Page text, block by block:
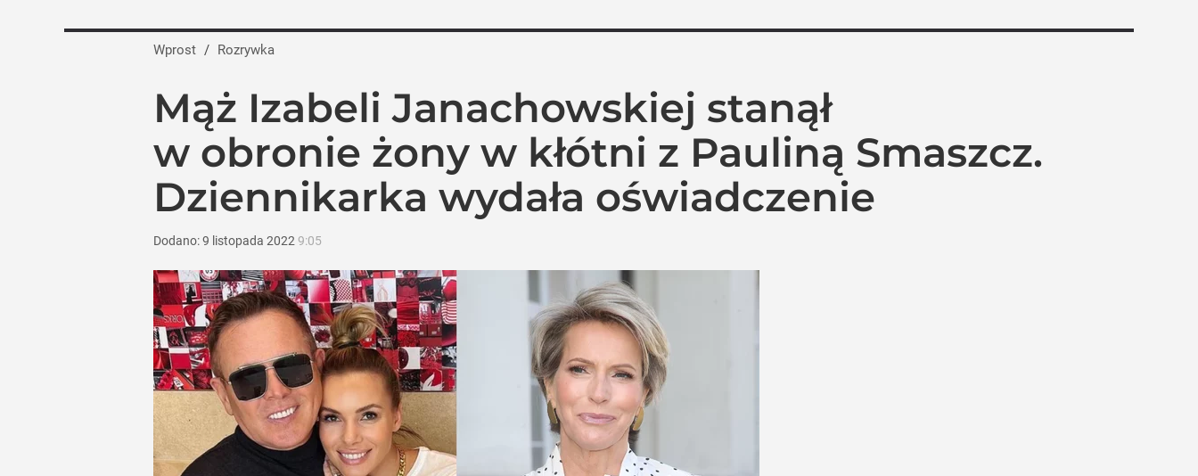
Wprost / Rozrywka
Mąż Izabeli Janachowskiej stanął
w obronie żony w kłótni z Pauliną Smaszcz.
Dziennikarka wydała oświadczenie
Dodano:9 listopada 2022 9:05